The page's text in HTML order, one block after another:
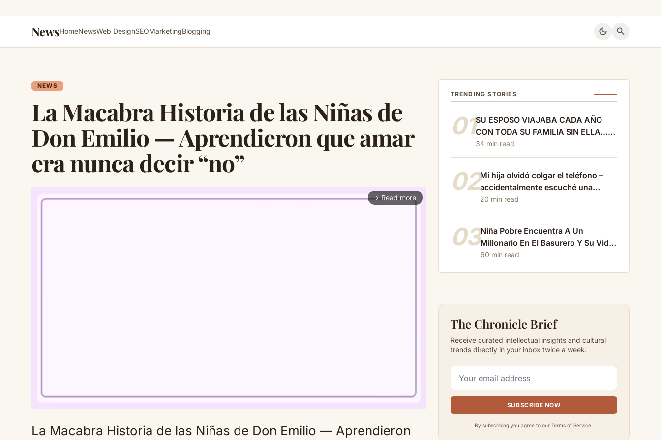
NewsHomeNewsWeb DesignSEOMarketingBlogging dark_mode search
NEWS
La Macabra Historia de las Niñas de
Don Emilio — Aprendieron que amar
era nunca decir “no”
arrow_forward_ios Read more
La Macabra Historia de las Niñas de Don Emilio — Aprendieron
TRENDING STORIES
01SU ESPOSO VIAJABA CADA AÑO
CON TODA SU FAMILIA SIN ELLA…
CUANDO REGRESARON,
DESCUBRIERON QUE VERÓNICA
SOLICITADO EL DIVORCIO
34 min read
02Mi hija olvidó colgar el teléfono –
accidentalmente escuché una
conversación cruel con…
20 min read
03Niña Pobre Encuentra A Un
Millonario En El Basurero Y Su Vida
Cambia Para Siempre…
60 min read
The Chronicle Brief
Receive curated intellectual insights and cultural
trends directly in your inbox twice a week.
SUBSCRIBE NOW
By subscribing you agree to our Terms of Service.